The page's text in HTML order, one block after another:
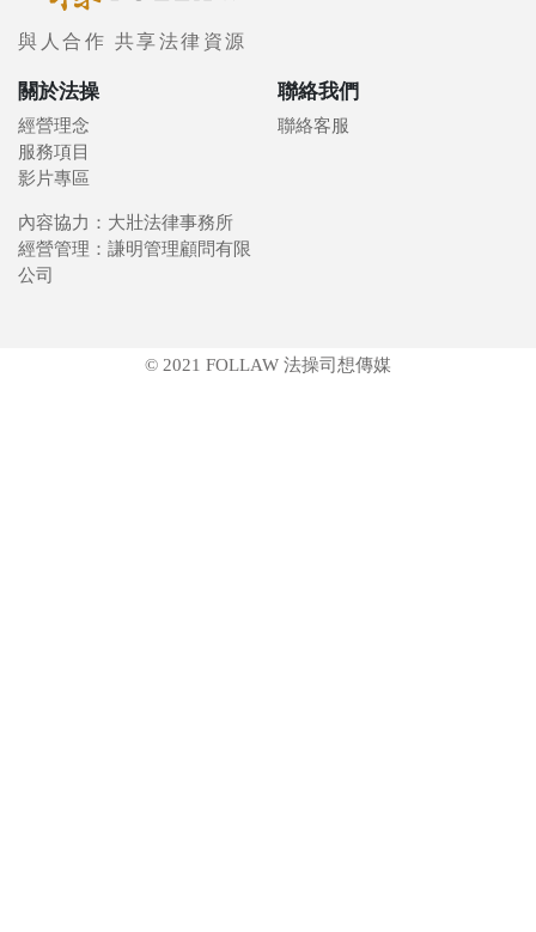
與人合作 共享法律資源
關於法操
經營理念
服務項目
影片專區
聯絡我們
聯絡客服
內容協力：大壯法律事務所
經營管理：謙明管理顧問有限
公司
© 2021 FOLLAW 法操司想傳媒